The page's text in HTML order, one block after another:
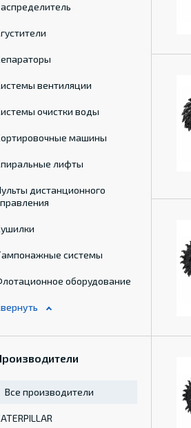
вентиляции
очистки воды
машины
лифты
дистанционного
системы
оборудование
Все производители